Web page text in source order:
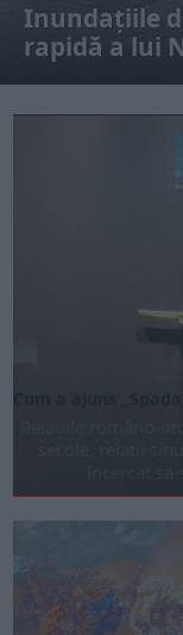
Inundațiile
rapidă a lui
Cum a ajuns
Relațiile româno-